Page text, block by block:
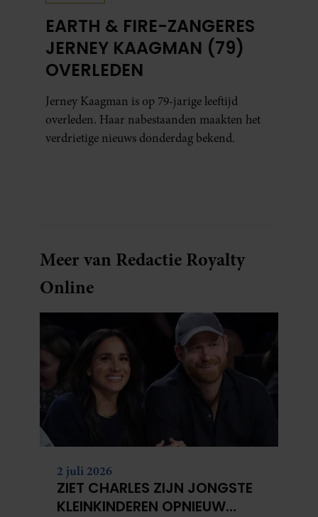
EARTH & FIRE-ZANGERES
JERNEY KAAGMAN (79)
OVERLEDEN
Jerney Kaagman is op 79-jarige leeftijd
overleden. Haar nabestaanden maakten het
verdrietige nieuws donderdag bekend.
Meer van Redactie Royalty
Online
2 juli 2026
ZIET CHARLES ZIJN JONGSTE
KLEINKINDEREN OPNIEUW